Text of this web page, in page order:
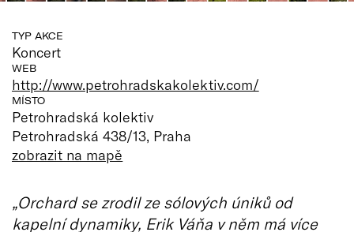
TYP AKCE
Koncert
WEB
http://www.petrohradskakolektiv.com/
MÍSTO
Petrohradská kolektiv
Petrohradská 438/13, Praha
zobrazit na mapě
„Orchard se zrodil ze sólových úniků od
kapelní dynamiky, Erik Váňa v něm má více